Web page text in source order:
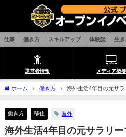
仕事 働き方 スキルアップ 体験談 生き
運営者情報 メディア概要
ホーム 働き方
海外生活4年目の元サラ
の違い
働き方 移住 海外
海外生活4年目の元サラリー